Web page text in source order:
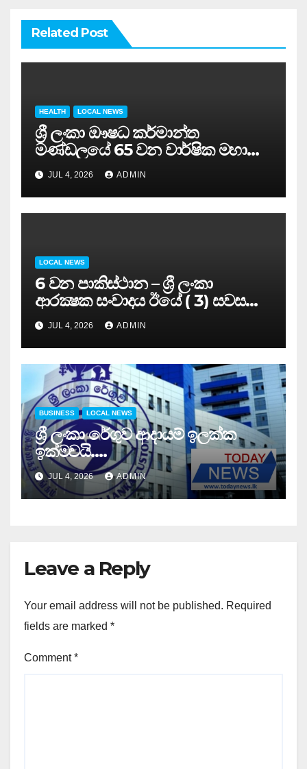
Related Post
HEALTH LOCAL NEWS
ශ්‍රී ලංකා ඖෂධ කර්මාන්ත
මණ්ඩලයේ 65 වන වාර්ෂික මහා
සමුළුව සෞඛ්‍ය නියෝජ්‍ය
අමාත්‍යවරයාගේ ප්‍රධානත්වයෙන්……
JUL 4, 2026 ADMIN
LOCAL NEWS
6 වන පාකිස්ථාන – ශ්‍රී ලංකා
ආරක්‍ෂක සංවාදය ඊයේ ( 3) සවස
සාර්ථකව අවසන් කරයි..
JUL 4, 2026 ADMIN
BUSINESS LOCAL NEWS
ශ්‍රී ලංකා රේගුව ආදායම් ඉලක්ක
ඉක්මවයි….
JUL 4, 2026 ADMIN
Leave a Reply
Your email address will not be published. Required
fields are marked *
Comment*